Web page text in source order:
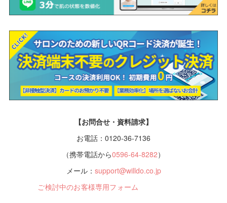
【お問合せ・資料請求】
お電話：0120-36-7136
（携帯電話から0596-64-8282）
メール： support@willdo.co.jp
ご検討中のお客様専用フォーム